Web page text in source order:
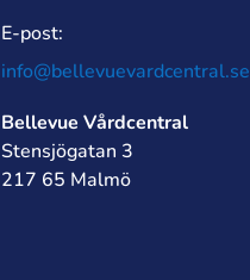
E-post:
info@bellevuevardcentral.se
Bellevue Vårdcentral
Stensjögatan 3
217 65 Malmö